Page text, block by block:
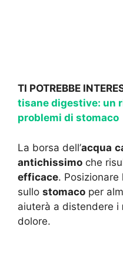
TI POTREBBE
tisane digestive: un
problemi di stomaco
La borsa dell’acqua
antichissimo che
efficace. Posizionare
sullo stomaco per
aiuterà a distendere i
dolore.